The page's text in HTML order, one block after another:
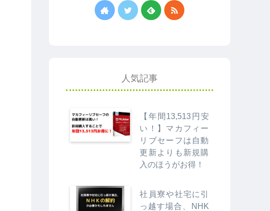
人気記事
【年間13,513円安
い！】マカフィー
リブセーフは自動
更新よりも新規購
入のほうがお得！
社員寮や社宅に引
っ越す場合、NHK